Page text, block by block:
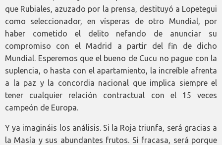
que Rubiales, azuzado por la prensa, destituyó a Lopetegui
como seleccionador, en vísperas de otro Mundial, por
haber cometido el delito nefando de anunciar su
compromiso con el Madrid a partir del fin de dicho
Mundial. Esperemos que el bueno de Cucu no pague con la
suplencia, o hasta con el apartamiento, la increíble afrenta
a la paz y la concordia nacional que implica siempre el
tener cualquier relación contractual con el 15 veces
campeón de Europa.
Y ya imagináis los análisis. Si la Roja triunfa, será gracias a
la Masía y sus abundantes frutos. Si fracasa, será porque